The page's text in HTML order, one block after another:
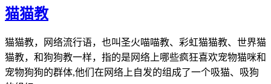
猫猫教
猫猫教，网络流行语，也叫圣火喵喵教、彩虹猫猫教、世界猫
猫教，和狗狗教一样，指的是网络上哪些疯狂喜欢宠物猫咪和
宠物狗狗的群体,他们在网络上自发的组成了一个吸猫、吸狗